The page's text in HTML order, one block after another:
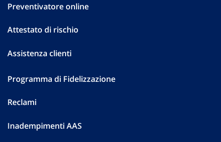
Preventivatore online
Attestato di rischio
Assistenza clienti
Programma di Fidelizzazione
Reclami
Inadempimenti AAS